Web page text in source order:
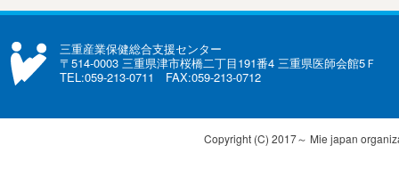
三重産業保健総合支援センター
〒514-0003 三重県津市桜橋二丁目191番4 三重県医師会館5Ｆ
TEL:059-213-0711 FAX:059-213-0712
Copyright (C) 2017～ Mie japan